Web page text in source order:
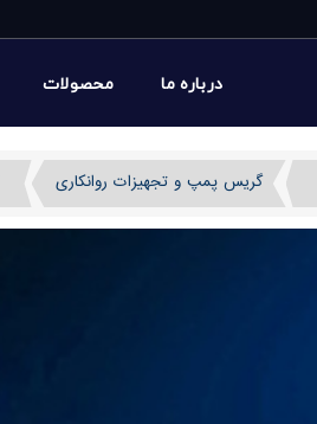
درباره ما محصولات
گریس پمپ و تجهیزات روانکاری